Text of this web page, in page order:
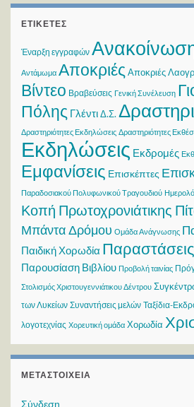
ΕΤΙΚΈΤΕΣ
Έναρξη εγγραφών
Αντάμωμα Αποκριές Αποκριές
Βίντεο Βραβεύσεις Γενική Συνέλευση
Πόλης ΓλέντιΔ.Σ.
Δραστηριότητες Εκδηλώσεις Δραστηριότητες
Εκδηλώσεις Εκδρομές
Εμφανίσεις Επισκέπτες
Παραδοσιακού Πολυφωνικού Τραγουδιού
Κοπή Πρωτοχρονιάτικης
Μπάντα Δρόμου Ομάδα Ανάγνωσης
Παιδική Χορωδία Παραστάσεις
Παρουσίαση Βιβλίου Προβολή ταινίας
Στολισμός Χριστουγεννιάτικου Δέντρου
των Λυκείων Συναντήσεις μελών Ταξίδια-
λογοτεχνίας Χορευτική ομάδα Χορωδία
ΜΕΤΑΣΤΟΙΧΕΊΑ
Σύνδεση